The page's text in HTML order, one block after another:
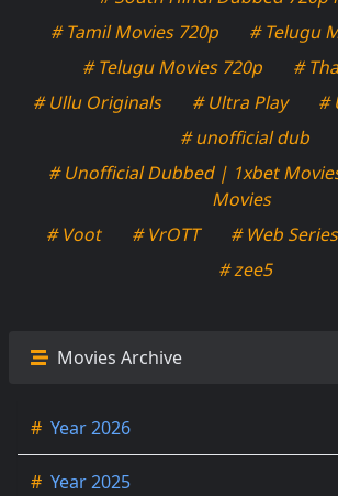
# Tamil Movies 720p
# Telugu
# Telugu Movies 720p
#
# Ullu Originals
# Ultra Play
#
# unofficial dub
# Unofficial Dubbed | 1xbet
Movies
# Voot
# VrOTT
# Web
# zee5
Movies Archive
# Year 2026
# Year 2025